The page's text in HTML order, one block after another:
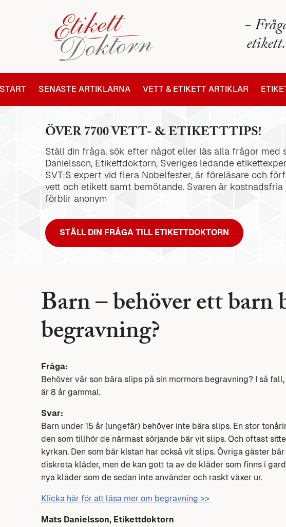
-
START SENASTE ARTIKLARNA VETT & ETIKETT ARTIKLAR
ÖVER 7700 VETT- & ETIKETTTIPS!
Ställ din fråga, sök efter något eller läs alla frågor med
Danielsson, Etikettdoktorn, Sveriges ledande
SVT:S expert vid flera Nobelfester, är föreläsare och
vett och etikett samt bemötande. Svaren är kostnadsfria
förblir anonym
STÄLL DIN FRÅGA TILL ETIKETTDOKTORN
Barn – behöver ett barn
begravning?
Fråga:
Behöver vår son bära slips på sin mormors begravning? I så
är 8 år gammal.
Svar:
Barn under 15 år (ungefär) behöver inte bära slips. En stor
den som tillhör de närmast sörjande bär vit slips. Och oftast
kyrkan. Den som bär kistan har också vit slips. Övriga gäster
diskreta kläder, men de kan gott ta av de kläder som finns i
nya kläder som de sedan inte använder och raskt växer ur.
Klicka här för att läsa mer om begravning >>
Mats Danielsson, Etikettdoktorn